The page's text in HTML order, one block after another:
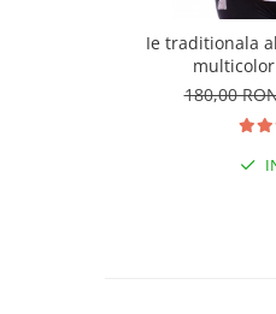
Ie traditionala
180,00